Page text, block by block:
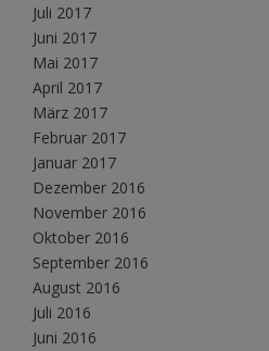
Juli 2017
Juni 2017
Mai 2017
April 2017
März 2017
Februar 2017
Januar 2017
Dezember 2016
November 2016
Oktober 2016
September 2016
August 2016
Juli 2016
Juni 2016